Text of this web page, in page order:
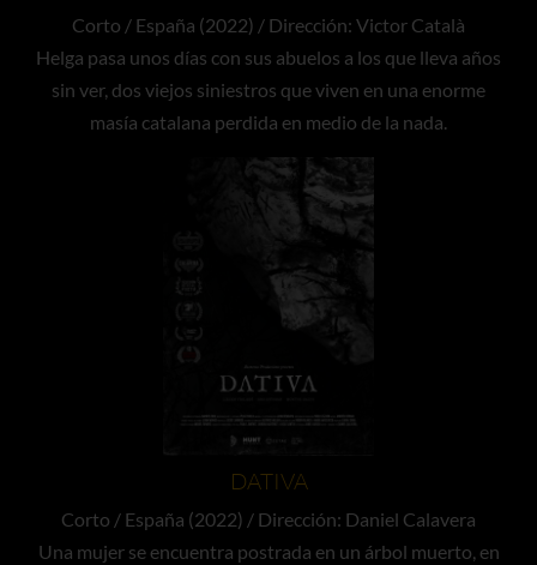
Corto / España (2022) / Dirección: Victor Català
Helga pasa unos días con sus abuelos a los que lleva años
sin ver, dos viejos siniestros que viven en una enorme
masía catalana perdida en medio de la nada.
DATIVA
Corto / España (2022) / Dirección: Daniel Calavera
Una mujer se encuentra postrada en un árbol muerto, en